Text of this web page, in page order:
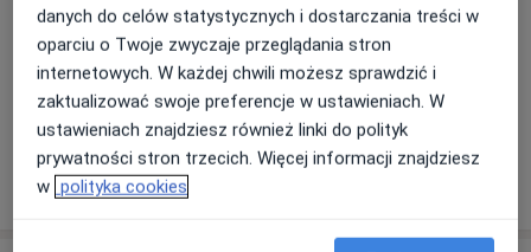
Dostępność
W tym gabinecie nie można umawiać wizyt przez
internet
Co mam zrobić w tej sytuacji?
danych do celów statystycznych i dostarczania treści w
oparciu o Twoje zwyczaje przeglądania stron
internetowych. W każdej chwili możesz sprawdzić i
zaktualizować swoje preferencje w ustawieniach. W
ustawieniach znajdziesz również linki do polityk
prywatności stron trzecich. Więcej informacji znajdziesz
w polityka cookies